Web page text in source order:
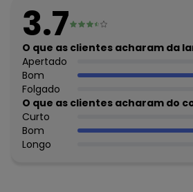
Decote Frente : Quadrado
Decote Costas: Quadrado
Fornecedor: BRANDILI TÊXTIL LTDA /
Feito: Brasil
Cuidados para conservação do
alvejante a base de cloro
Observação: Acompanha Lenço
Tecido: Malha
Composição: 99%ALGODÃO
3.7
O que as clientes acharam da
Apertado
Bom
Folgado
O que as clientes acharam do
Curto
Bom
Longo